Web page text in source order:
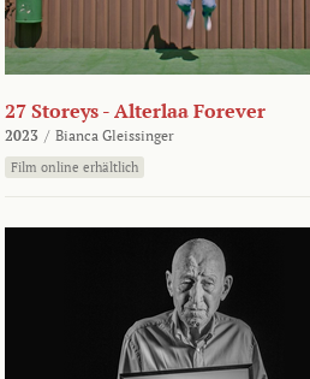
27 Storeys - Alterlaa Forever
2023 / Bianca Gleissinger
Film online erhältlich